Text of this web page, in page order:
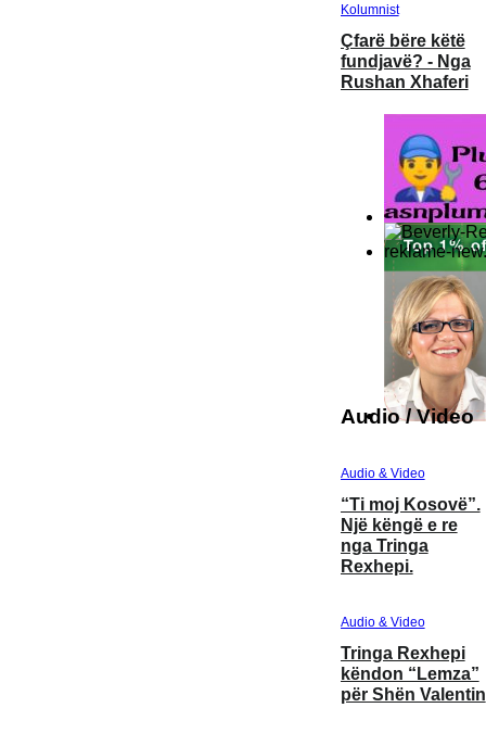
Kolumnist
Çfarë bëre këtë
fundjavë? - Nga
Rushan Xhaferi
Audio / Video
Audio & Video
“Ti moj Kosovë”.
Një këngë e re
nga Tringa
Rexhepi.
Audio & Video
Tringa Rexhepi
këndon “Lemza”
për Shën Valentin